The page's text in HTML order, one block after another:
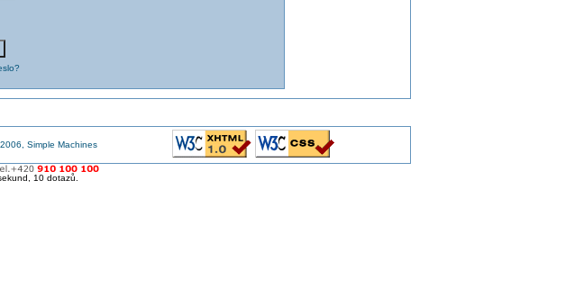
Simple Machines
10 dotazů.